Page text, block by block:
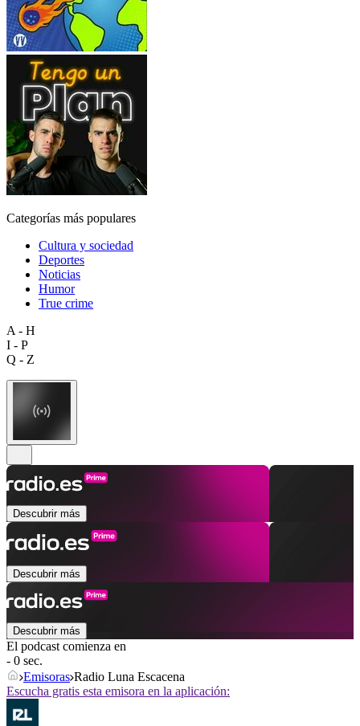
Categorías más populares
Cultura y sociedad
Deportes
Noticias
Humor
True crime
A - H
I - P
Q - Z
Descubrir más
Descubrir más
Descubrir más
El podcast comienza en
- 0 sec.
Emisoras Radio Luna Escacena
Escucha gratis esta emisora en la aplicación: